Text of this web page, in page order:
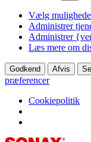
Vælg
Administrer
Administrer
Læs mere om
Godkend Afvis
præferencer
Cookiepolitik